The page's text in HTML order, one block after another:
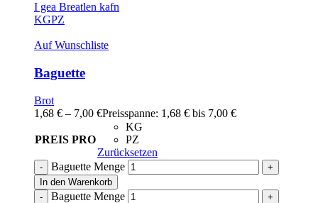
I gea Breatlen kafn
KGPZ
Auf Wunschliste
Baguette
Brot
1,68 € – 7,00 €Preisspanne: 1,68 € bis 7,00 €
PREIS PRO
KG
PZ
Zurücksetzen
Baguette Menge
In den Warenkorb
Baguette Menge